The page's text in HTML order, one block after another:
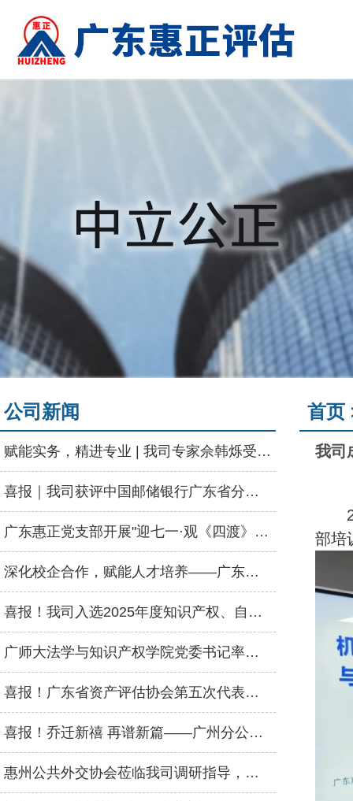
公司新闻
赋能实务，精进专业 | 我司专家佘韩烁受邀为河源市资产评估协会授课
喜报｜我司获评中国邮储银行广东省分行“2025年度优秀供应商”称号
广东惠正党支部开展"迎七一·观《四渡》"主题党日活动
深化校企合作，赋能人才培养——广东惠正走进惠州学院经管学院启动会
喜报！我司入选2025年度知识产权、自然资源、数据资产三大评估业务特色机构名录
广师大法学与知识产权学院党委书记率队莅临我司交流，共商人才输送合作
喜报！广东省资产评估协会第五次代表大会顺利召开，广东惠正评估咨询集团荣获双项荣誉
喜报！乔迁新禧 再谱新篇——广州分公司盛大乔迁
惠州公共外交协会莅临我司调研指导，强调发挥专业优势赋能高质量发展
首页
部培